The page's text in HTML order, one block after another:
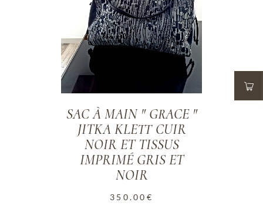
SAC À MAIN " GRACE "
JITKA KLETT CUIR
NOIR ET TISSUS
IMPRIMÉ GRIS ET
NOIR
350.00 €